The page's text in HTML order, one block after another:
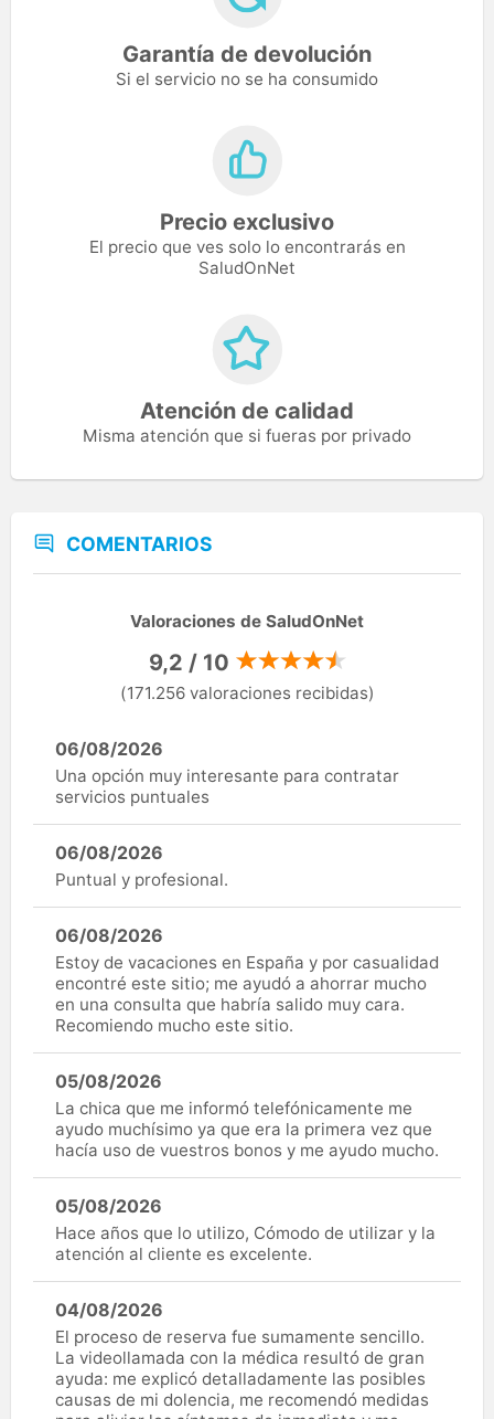
Garantía de devolución
Si el servicio no se ha consumido
Precio exclusivo
El precio que ves solo lo encontrarás en
SaludOnNet
Atención de calidad
Misma atención que si fueras por privado
COMENTARIOS
Valoraciones de SaludOnNet
9,2 / 10
(171.256 valoraciones recibidas)
06/08/2026
Una opción muy interesante para contratar
servicios puntuales
06/08/2026
Puntual y profesional.
06/08/2026
Estoy de vacaciones en España y por casualidad
encontré este sitio; me ayudó a ahorrar mucho
en una consulta que habría salido muy cara.
Recomiendo mucho este sitio.
05/08/2026
La chica que me informó telefónicamente me
ayudo muchísimo ya que era la primera vez que
hacía uso de vuestros bonos y me ayudo mucho.
05/08/2026
Hace años que lo utilizo, Cómodo de utilizar y la
atención al cliente es excelente.
04/08/2026
El proceso de reserva fue sumamente sencillo.
La videollamada con la médica resultó de gran
ayuda: me explicó detalladamente las posibles
causas de mi dolencia, me recomendó medidas